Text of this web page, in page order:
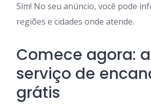
Sim! No seu anúncio, você pode
regiões e cidades onde atende.
Comece agora:
serviço de
grátis